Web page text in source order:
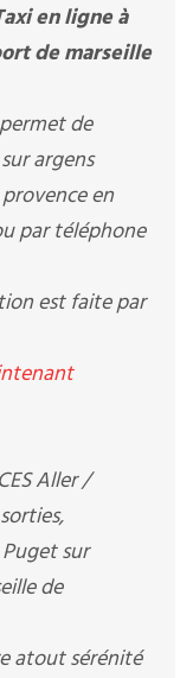
en ligne à
de marseille
de
argens
en
par téléphone
est faite par
Aller /
sur
de
atout sérénité